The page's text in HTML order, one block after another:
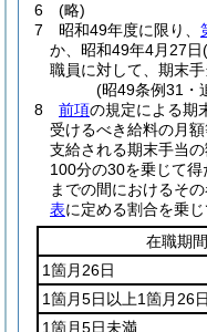
6
(略)
7
昭和49年度に限り、
か、昭和49年4月27日
職員に対して、期末手
(昭49条例31・
8
前項の規定による期
受けるべき給料の月
支給される期末手当
100分の30を乗じて
までの間におけるそ
表に定める割合を乗じ
在職期間
1箇月26日
1箇月5日以上1箇月26
1箇月5日未満